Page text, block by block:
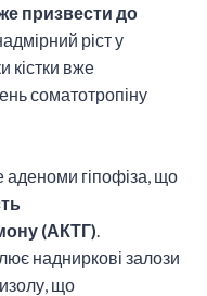
призвести до
ріст у
кістки вже
соматотропіну
аденоми гіпофіза, що
(АКТГ).
надниркові залози
що